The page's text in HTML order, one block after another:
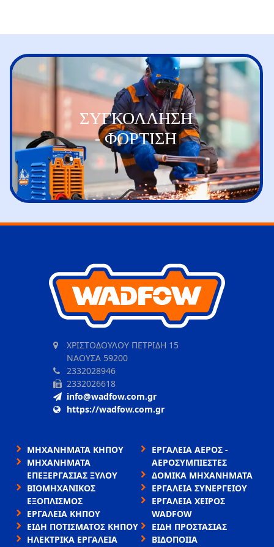
ΣΥΓΚΟΛΛΗΣΗ
- ΦΟΡΤΙΣΗ
ΧΡΙΣΤΟΔΟΥΛΟΥ ΠΕΤΡΙΔΗ 15
ΝΑΟΥΣΑ 59200
2332028946
2332026618
info@wadfow.com.gr
https://wadfow.com.gr
ΜΗΧΑΝΗΜΑΤΑ ΚΗΠΟΥ
ΜΗΧΑΝΗΜΑΤΑ
ΕΠΕΞΕΡΓΑΣΙΑΣ ΞΥΛΟΥ
ΒΙΟΜΗΧΑΝΙΚΟΣ
ΕΞΟΠΛΙΣΜΟΣ
ΕΡΓΑΛΕΙΑ ΚΗΠΟΥ
ΕΙΔΗ ΠΟΤΙΣΜΑΤΟΣ ΚΗΠΟΥ
ΗΛΕΚΤΡΙΚΑ ΕΡΓΑΛΕΙΑ
ΕΡΓΑΛΕΙΑ ΑΕΡΟΣ -
ΑΕΡΟΣΥΜΠΙΕΣΤΕΣ
ΔΟΜΙΚΑ ΜΗΧΑΝΗΜΑΤΑ
ΕΡΓΑΛΕΙΑ ΣΥΝΕΡΓΕΙΟΥ
ΕΡΓΑΛΕΙΑ ΧΕΙΡΟΣ
WADFOW
ΕΙΔΗ ΠΡΟΣΤΑΣΙΑΣ
ΒΙΔΟΠΟΙΙΑ